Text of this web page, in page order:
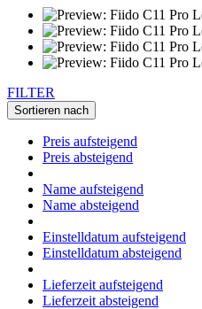
FILTER
Sortieren nach
Preis aufsteigend
Preis absteigend
Name aufsteigend
Name absteigend
Einstelldatum aufsteigend
Einstelldatum absteigend
Lieferzeit aufsteigend
Lieferzeit absteigend